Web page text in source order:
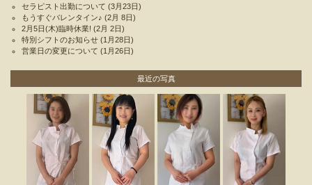
セラピスト出勤について (3月23日)
もうすぐバレンタイン♪ (2月 8日)
2月5日(木)臨時休業! (2月 2日)
特別シフトのお知らせ (1月28日)
営業日の変更について (1月26日)
最近の写真